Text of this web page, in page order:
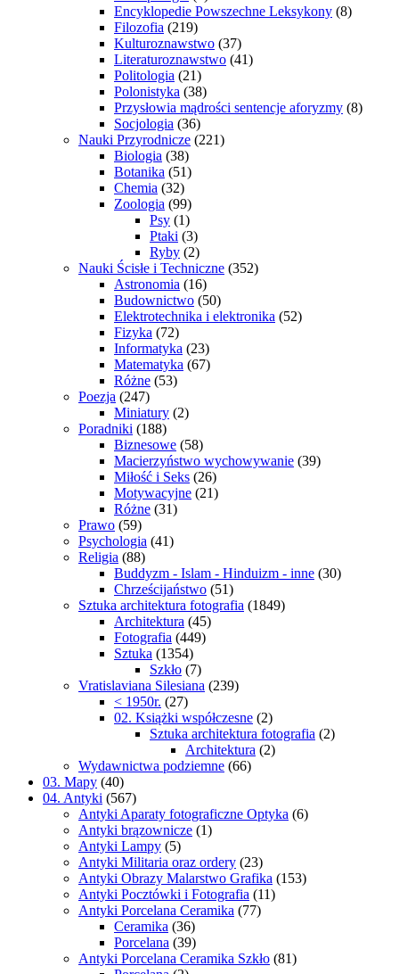
Encyklopedie Powszechne Leksykony (8)
Filozofia (219)
Kulturoznawstwo (37)
Literaturoznawstwo (41)
Politologia (21)
Polonistyka (38)
Przysłowia mądrości sentencje aforyzmy (8)
Socjologia (36)
Nauki Przyrodnicze (221)
Biologia (38)
Botanika (51)
Chemia (32)
Zoologia (99)
Psy (1)
Ptaki (3)
Ryby (2)
Nauki Ścisłe i Techniczne (352)
Astronomia (16)
Budownictwo (50)
Elektrotechnika i elektronika (52)
Fizyka (72)
Informatyka (23)
Matematyka (67)
Różne (53)
Poezja (247)
Miniatury (2)
Poradniki (188)
Biznesowe (58)
Macierzyństwo wychowywanie (39)
Miłość i Seks (26)
Motywacyjne (21)
Różne (31)
Prawo (59)
Psychologia (41)
Religia (88)
Buddyzm - Islam - Hinduizm - inne (30)
Chrześcijaństwo (51)
Sztuka architektura fotografia (1849)
Architektura (45)
Fotografia (449)
Sztuka (1354)
Szkło (7)
Vratislaviana Silesiana (239)
< 1950r. (27)
02. Książki współczesne (2)
Sztuka architektura fotografia (2)
Architektura (2)
Wydawnictwa podziemne (66)
03. Mapy (40)
04. Antyki (567)
Antyki Aparaty fotograficzne Optyka (6)
Antyki brązownicze (1)
Antyki Lampy (5)
Antyki Militaria oraz ordery (23)
Antyki Obrazy Malarstwo Grafika (153)
Antyki Pocztówki i Fotografia (11)
Antyki Porcelana Ceramika (77)
Ceramika (36)
Porcelana (39)
Antyki Porcelana Ceramika Szkło (81)